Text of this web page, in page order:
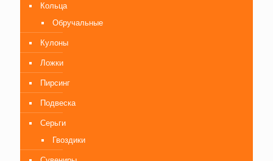
Кольца
Обручальные
Кулоны
Ложки
Пирсинг
Подвеска
Серьги
Гвоздики